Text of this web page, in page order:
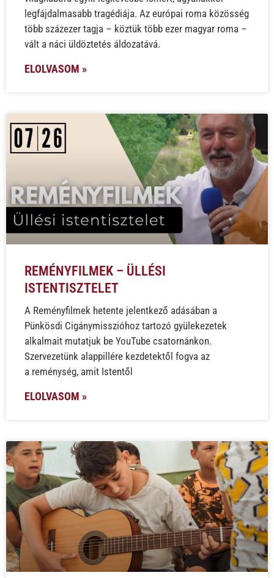
legfájdalmasabb tragédiája. Az európai roma közösség
több százezer tagja – köztük több ezer magyar roma –
vált a náci üldöztetés áldozatává.
ELOLVASOM »
REMÉNYFILMEK – ÜLLÉSI
ISTENTISZTELET
A Reményfilmek hetente jelentkező adásában a
Pünkösdi Cigánymisszióhoz tartozó gyülekezetek
alkalmait mutatjuk be YouTube csatornánkon.
Szervezetünk alappillére kezdetektől fogva az
a reménység, amit Istentől
ELOLVASOM »